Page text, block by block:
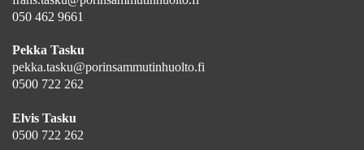
050 462 9661
Pekka Tasku
pekka.tasku@porinsammutinhuolto.fi
0500 722 262
Elvis Tasku
0500 722 262